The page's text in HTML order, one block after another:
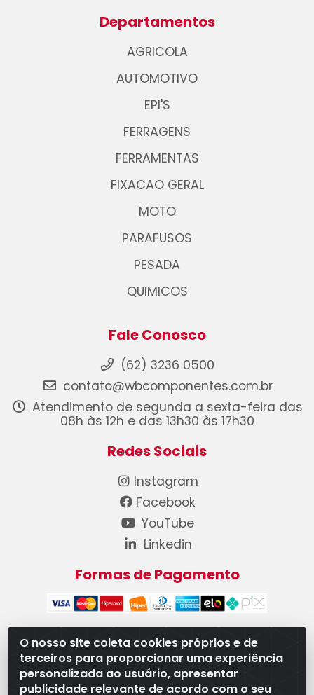
O nosso site coleta cookies próprios e de
terceiros para proporcionar uma experiência
personalizada ao usuário, apresentar
publicidade relevante de acordo com o seu
Departamentos
AGRICOLA
AUTOMOTIVO
EPI'S
FERRAGENS
FERRAMENTAS
FIXACAO GERAL
MOTO
PARAFUSOS
PESADA
QUIMICOS
Fale Conosco
(62) 3236 0500
contato@wbcomponentes.com.br
Atendimento de segunda a sexta-feira das
08h às 12h e das 13h30 às 17h30
Redes Sociais
Instagram
Facebook
YouTube
Linkedin
Formas de Pagamento
WB Componentes Automotivos LTDA - CNPJ
08.528.393/0001-12 - Rua do Níquel, 667 - Parque
Oeste Industrial, Goiânia/GO - CEP 74375-660